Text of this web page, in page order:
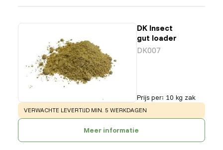
DK Insect
gut loader
DK007
Prijs per: 10 kg zak
WARNING:
VERWACHTE LEVERTIJD MIN. 5 WERKDAGEN
Meer informatie